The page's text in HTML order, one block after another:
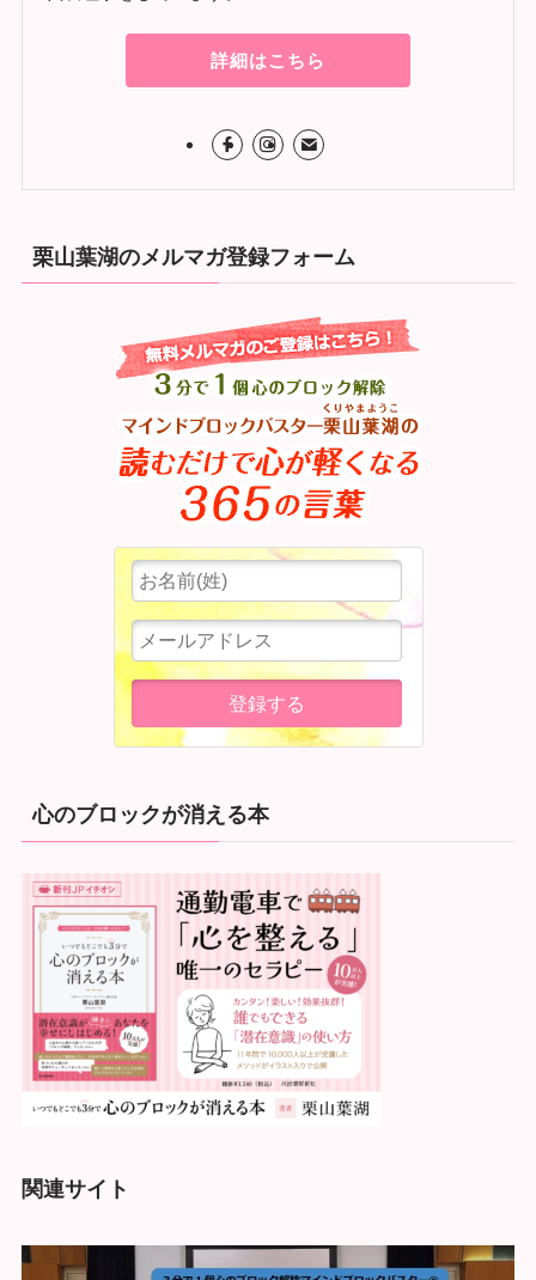
詳細はこちら
栗山葉湖のメルマガ登録フォーム
心のブロックが消える本
関連サイト